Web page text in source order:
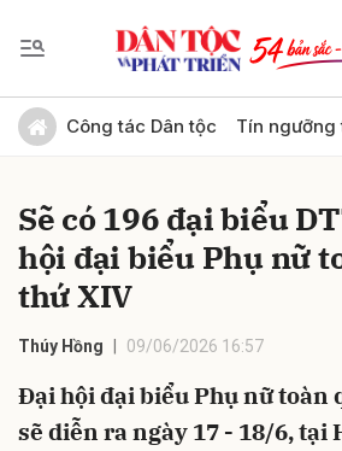
Công tác Dân tộc Tín ngưỡng
Sẽ có 196 đại biểu
hội đại biểu Phụ nữ
thứ XIV
Thúy Hồng 09/06/2026 16:57
Đại hội đại biểu Phụ nữ toàn
sẽ diễn ra ngày 17 - 18/6, tại
Gửi bình luận